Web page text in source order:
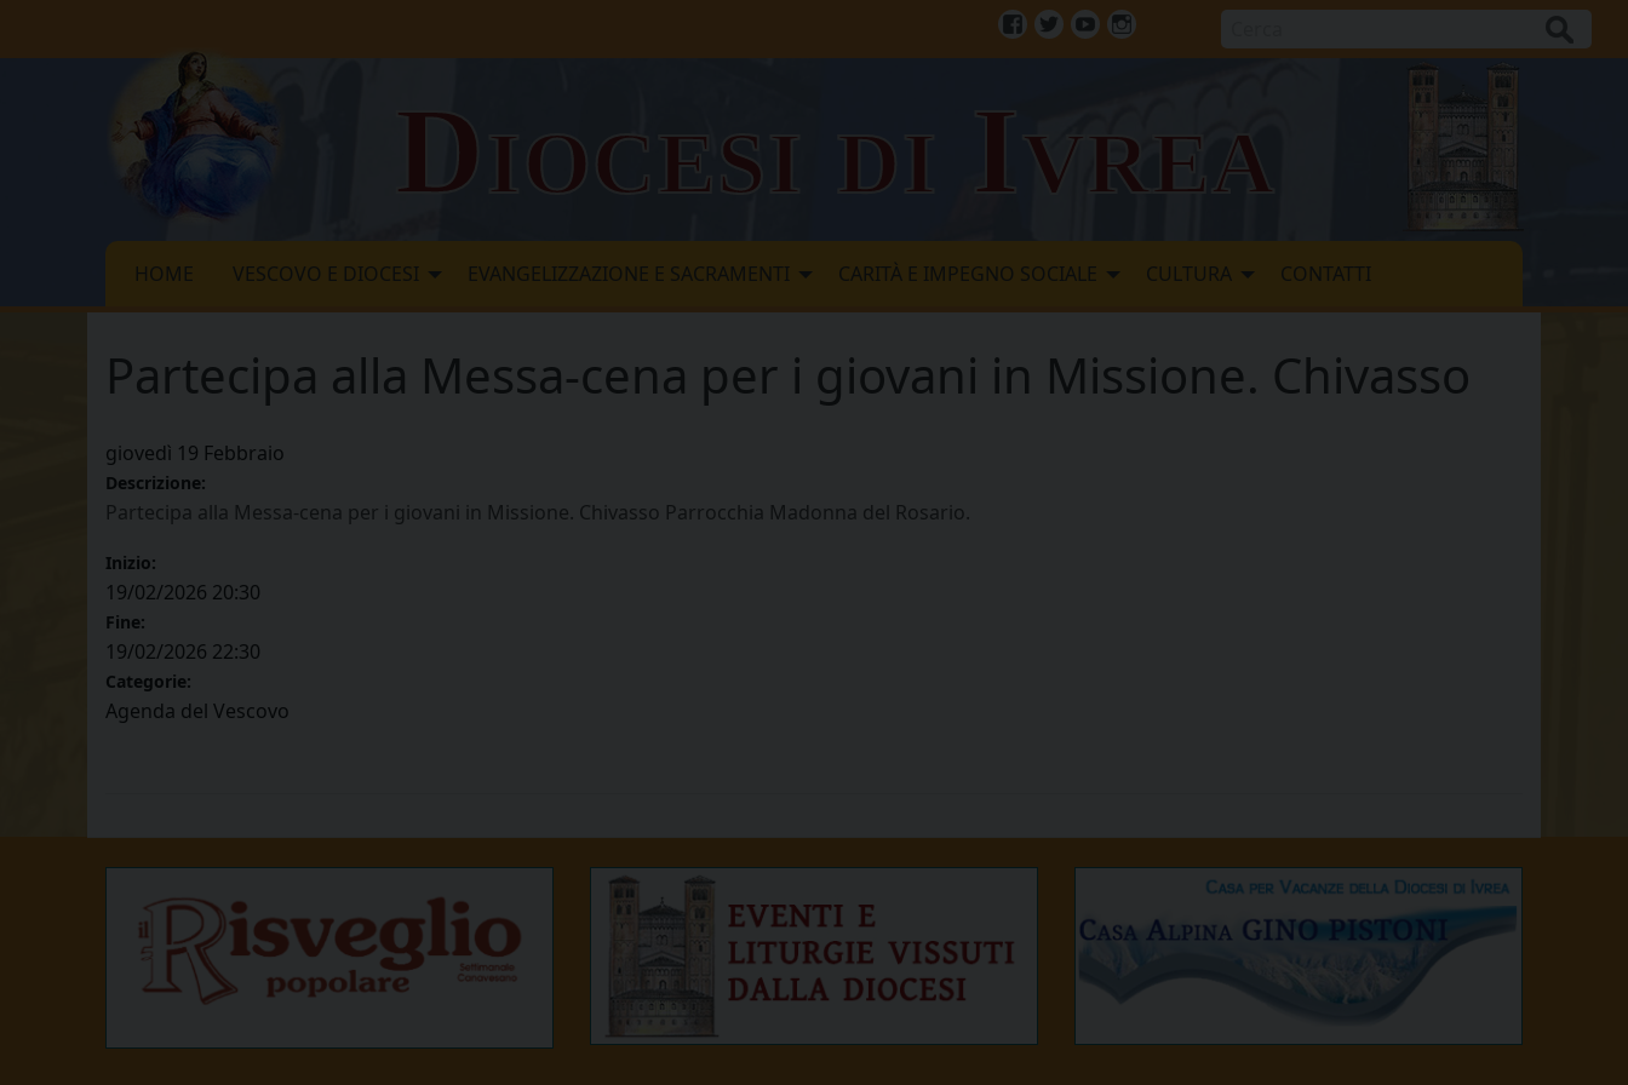
Diocesi di Ivrea
HOME VESCOVO E DIOCESI EVANGELIZZAZIONE E SACRAMENTI CARITÀ E IMPEGNO SOCIALE CULTURA CONTATTI
Partecipa alla Messa-cena per i giovani in Missione. Chivasso
giovedì 19 Febbraio
Descrizione:
Partecipa alla Messa-cena per i giovani in Missione. Chivasso Parrocchia Madonna del Rosario.
Inizio:
19/02/2026 20:30
Fine:
19/02/2026 22:30
Categorie:
Agenda del Vescovo